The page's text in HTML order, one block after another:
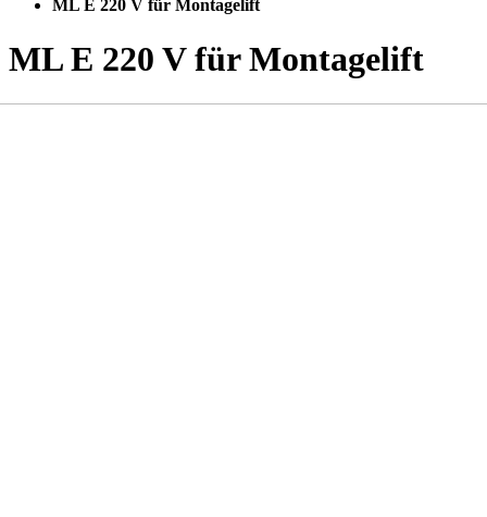
ML E 220 V für Montagelift
ML E 220 V für Montagelift